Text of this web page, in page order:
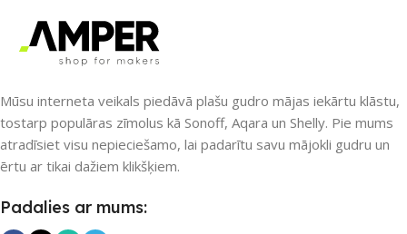
PIEEJAMS UZREIZ
Nē
UZREIZ PIEEJAMAIS
SKAITS
Nē
UZREIZ PIEEJAMAIS
Mūsu interneta veikals piedāvā plašu gudro mājas iekārtu klāstu,
tostarp populāras zīmolus kā Sonoff, Aqara un Shelly. Pie mums
atradīsiet visu nepieciešamo, lai padarītu savu mājokli gudru un
ērtu ar tikai dažiem klikšķiem.
Padalies ar mums: